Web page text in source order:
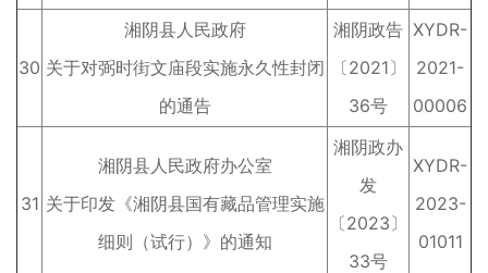
30
湘阴县人民政府
关于对弼时街文庙段实施永久性封闭
的通告
湘阴政告
〔2021〕
36号
XYDR-
2021-
00006
31
湘阴县人民政府办公室
关于印发《湘阴县国有藏品管理实施
细则（试行）》的通知
湘阴政办
发
〔2023〕
33号
XYDR-
2023-
01011